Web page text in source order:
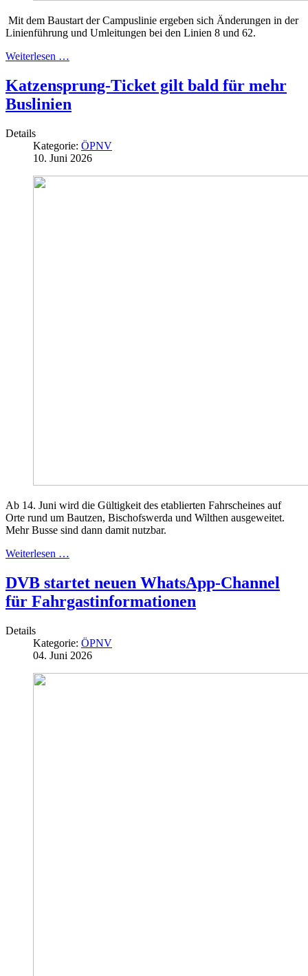
Mit dem Baustart der Campuslinie ergeben sich Änderungen in der
Linienführung und Umleitungen bei den Linien 8 und 62.
Weiterlesen …
Katzensprung-Ticket gilt bald für mehr
Buslinien
Details
Kategorie: ÖPNV
10. Juni 2026
Ab 14. Juni wird die Gültigkeit des etablierten Fahrscheines auf
Orte rund um Bautzen, Bischofswerda und Wilthen ausgeweitet.
Mehr Busse sind dann damit nutzbar.
Weiterlesen …
DVB startet neuen WhatsApp-Channel
für Fahrgastinformationen
Details
Kategorie: ÖPNV
04. Juni 2026